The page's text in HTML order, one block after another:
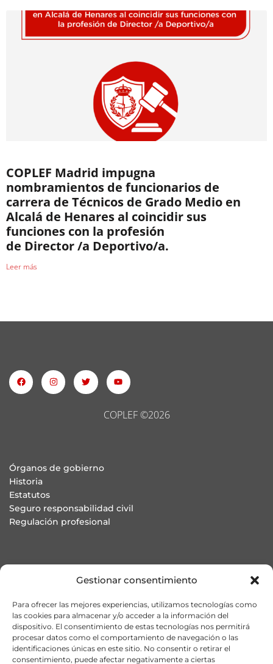
Gestionar consentimiento
Para ofrecer las mejores experiencias, utilizamos tecnologías como
las cookies para almacenar y/o acceder a la información del
dispositivo. El consentimiento de estas tecnologías nos permitirá
procesar datos como el comportamiento de navegación o las
identificaciones únicas en este sitio. No consentir o retirar el
consentimiento, puede afectar negativamente a ciertas
COPLEF Madrid impugna
nombramientos de funcionarios de
carrera de Técnicos de Grado Medio en
Alcalá de Henares al coincidir sus
funciones con la profesión
de Director /a Deportivo/a.
Leer más
COPLEF ©2026
Órganos de gobierno
Historia
Estatutos
Seguro responsabilidad civil
Regulación profesional
Colegiación ONLINE
Buzón de denuncias
Preguntas Frecuentes